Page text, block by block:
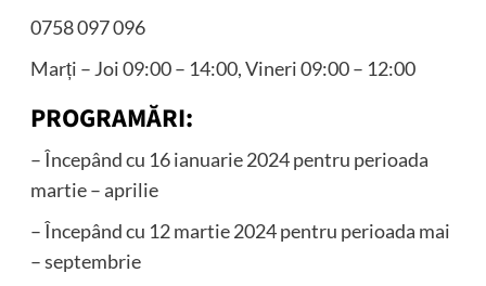
0758 097 096
Marți – Joi 09:00 – 14:00, Vineri 09:00 – 12:00
PROGRAMĂRI:
– Începând cu 16 ianuarie 2024 pentru perioada
martie – aprilie
– Începând cu 12 martie 2024 pentru perioada mai
– septembrie